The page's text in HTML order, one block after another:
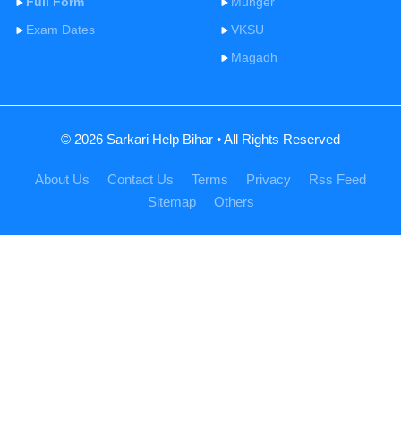
Exam Dates
VKSU
Magadh
© 2026 Sarkari Help Bihar • All Rights Reserved
About Us Contact Us Terms Privacy
Rss Feed
Sitemap
Others